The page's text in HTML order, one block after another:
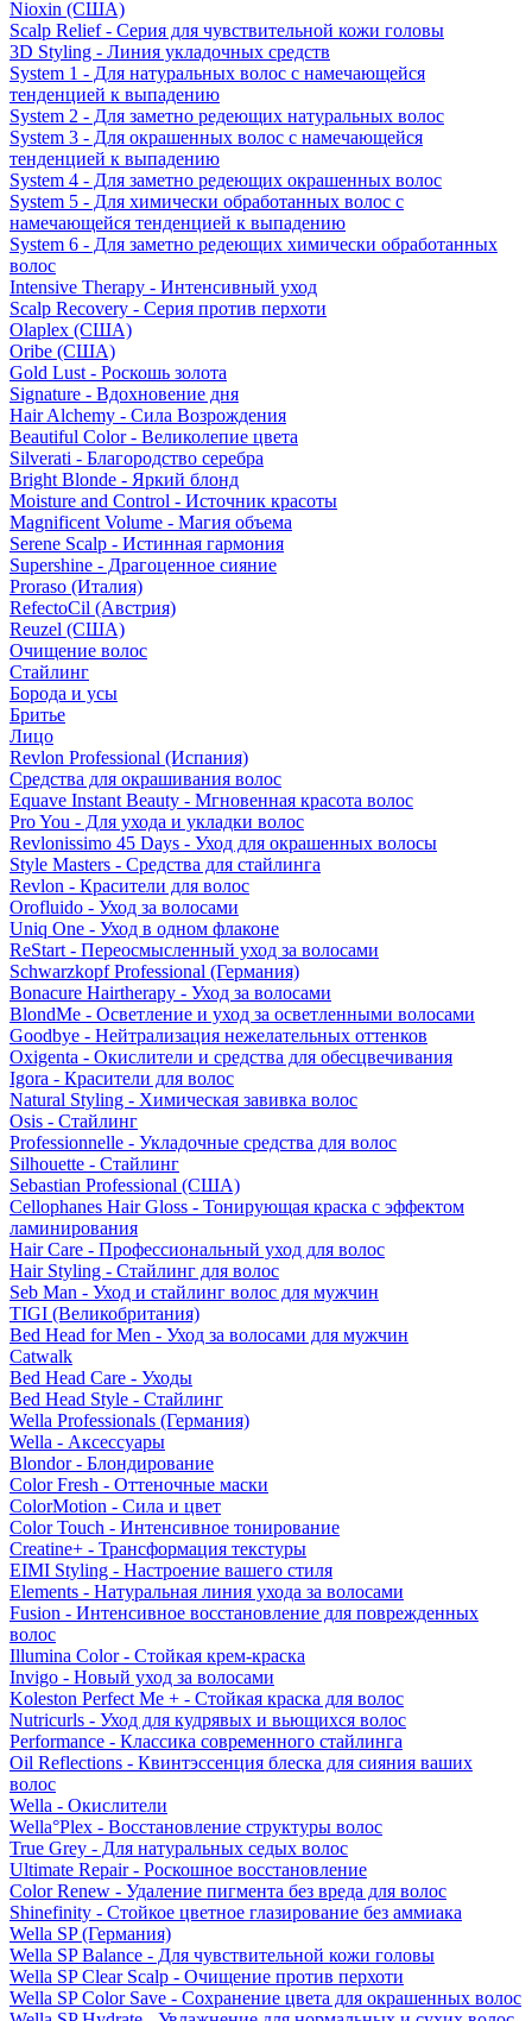
Nioxin (США)
Scalp Relief - Серия для чувствительной кожи головы
3D Styling - Линия укладочных средств
System 1 - Для натуральных волос с намечающейся
тенденцией к выпадению
System 2 - Для заметно редеющих натуральных волос
System 3 - Для окрашенных волос с намечающейся
тенденцией к выпадению
System 4 - Для заметно редеющих окрашенных волос
System 5 - Для химически обработанных волос с
намечающейся тенденцией к выпадению
System 6 - Для заметно редеющих химически обработанных
волос
Intensive Therapy - Интенсивный уход
Scalp Recovery - Серия против перхоти
Olaplex (США)
Oribe (США)
Gold Lust - Роскошь золота
Signature - Вдохновение дня
Hair Alchemy - Сила Возрождения
Beautiful Color - Великолепие цвета
Silverati - Благородство серебра
Bright Blonde - Яркий блонд
Moisture and Control - Источник красоты
Magnificent Volume - Магия объема
Serene Scalp - Истинная гармония
Supershine - Драгоценное сияние
Proraso (Италия)
RefectoCil (Австрия)
Reuzel (США)
Очищение волос
Стайлинг
Борода и усы
Бритье
Лицо
Revlon Professional (Испания)
Средства для окрашивания волос
Equave Instant Beauty - Мгновенная красота волос
Pro You - Для ухода и укладки волос
Revlonissimo 45 Days - Уход для окрашенных волосы
Style Masters - Средства для стайлинга
Revlon - Красители для волос
Orofluido - Уход за волосами
Uniq One - Уход в одном флаконе
ReStart - Переосмысленный уход за волосами
Schwarzkopf Professional (Германия)
Bonacure Hairtherapy - Уход за волосами
BlondMe - Осветление и уход за осветленными волосами
Goodbye - Нейтрализация нежелательных оттенков
Oxigenta - Окислители и средства для обесцвечивания
Igora - Красители для волос
Natural Styling - Химическая завивка волос
Osis - Стайлинг
Professionnelle - Укладочные средства для волос
Silhouette - Стайлинг
Sebastian Professional (США)
Cellophanes Hair Gloss - Тонирующая краска с эффектом
ламинирования
Hair Care - Профессиональный уход для волос
Hair Styling - Стайлинг для волос
Seb Man - Уход и стайлинг волос для мужчин
TIGI (Великобритания)
Bed Head for Men - Уход за волосами для мужчин
Catwalk
Bed Head Care - Уходы
Bed Head Style - Стайлинг
Wella Professionals (Германия)
Wella - Аксессуары
Blondor - Блондирование
Color Fresh - Оттеночные маски
ColorMotion - Сила и цвет
Color Touch - Интенсивное тонирование
Creatine+ - Трансформация текстуры
EIMI Styling - Настроение вашего стиля
Elements - Натуральная линия ухода за волосами
Fusion - Интенсивное восстановление для поврежденных
волос
Illumina Color - Стойкая крем-краска
Invigo - Новый уход за волосами
Koleston Perfect Me + - Стойкая краска для волос
Nutricurls - Уход для кудрявых и вьющихся волос
Performance - Классика современного стайлинга
Oil Reflections - Квинтэссенция блеска для сияния ваших
волос
Wella - Окислители
Wella°Plex - Восстановление структуры волос
True Grey - Для натуральных седых волос
Ultimate Repair - Роскошное восстановление
Color Renew - Удаление пигмента без вреда для волос
Shinefinity - Стойкое цветное глазирование без аммиака
Wella SP (Германия)
Wella SP Balance - Для чувствительной кожи головы
Wella SP Clear Scalp - Очищение против перхоти
Wella SP Color Save - Сохранение цвета для окрашенных волос